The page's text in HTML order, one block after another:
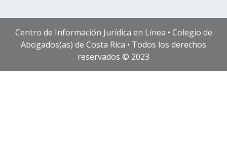
Centro de Información Jurídica en Línea • Colegio de
Abogados(as) de Costa Rica • Todos los derechos
reservados © 2023